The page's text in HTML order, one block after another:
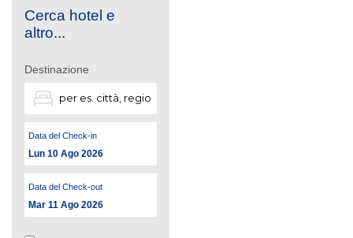
Cerca hotel e
altro...
Destinazione
Data del Check-in
Lun 10 Ago 2026
Data del Check-out
Mar 11 Ago 2026